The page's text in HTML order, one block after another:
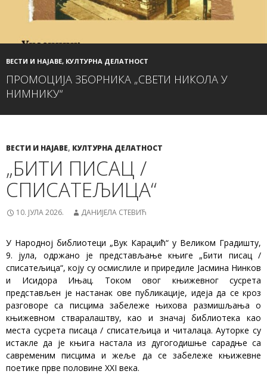
ВЕСТИ И НАЈАВЕ, КУЛТУРНА ДЕЛАТНОСТ
ПРОМОЦИЈА ЗБОРНИКА „СВЕТИ НИКОЛА У
НИМНИКУ“
ВЕСТИ И НАЈАВЕ, КУЛТУРНА ДЕЛАТНОСТ
„БИТИ ПИСАЦ /
СПИСАТЕЉИЦА“
10. ЈУЛА 2026. ДАНИЈЕЛА СТЕВИЋ
У Народној библиотеци „Вук Караџић“ у Великом Градишту,
9. јула, одржано је представљање књиге „Бити писац /
списатељица“, коју су осмислиле и приредиле Јасмина Нинков
и Исидора Ињац. Током овог књижевног сусрета
представљен је настанак ове публикације, идеја да се кроз
разговоре са писцима забележе њихова размишљања о
књижевном стваралаштву, као и значај библиотека као
места сусрета писаца / списатељица и читалаца. Ауторке су
истакле да је књига настала из дугогодишње сарадње са
савременим писцима и жеље да се забележе књижевне
поетике прве половине XXI века.